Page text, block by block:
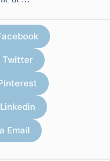
Twitter
Email